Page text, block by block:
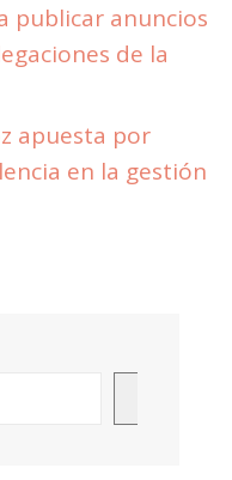
publicar anuncios
de la
apuesta por
en la gestión